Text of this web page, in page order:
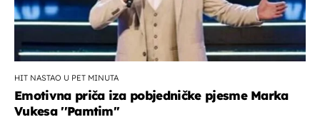
HIT NASTAO U PET MINUTA
Emotivna priča iza pobjedničke pjesme Marka
Vukesa ''Pamtim''